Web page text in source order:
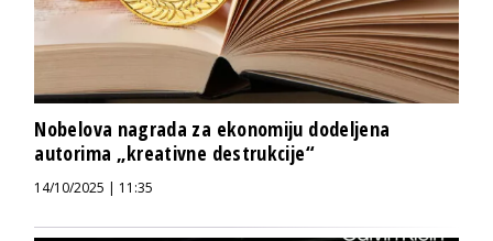
Nobelova nagrada za ekonomiju dodeljena
autorima „kreativne destrukcije“
14/10/2025 | 11:35